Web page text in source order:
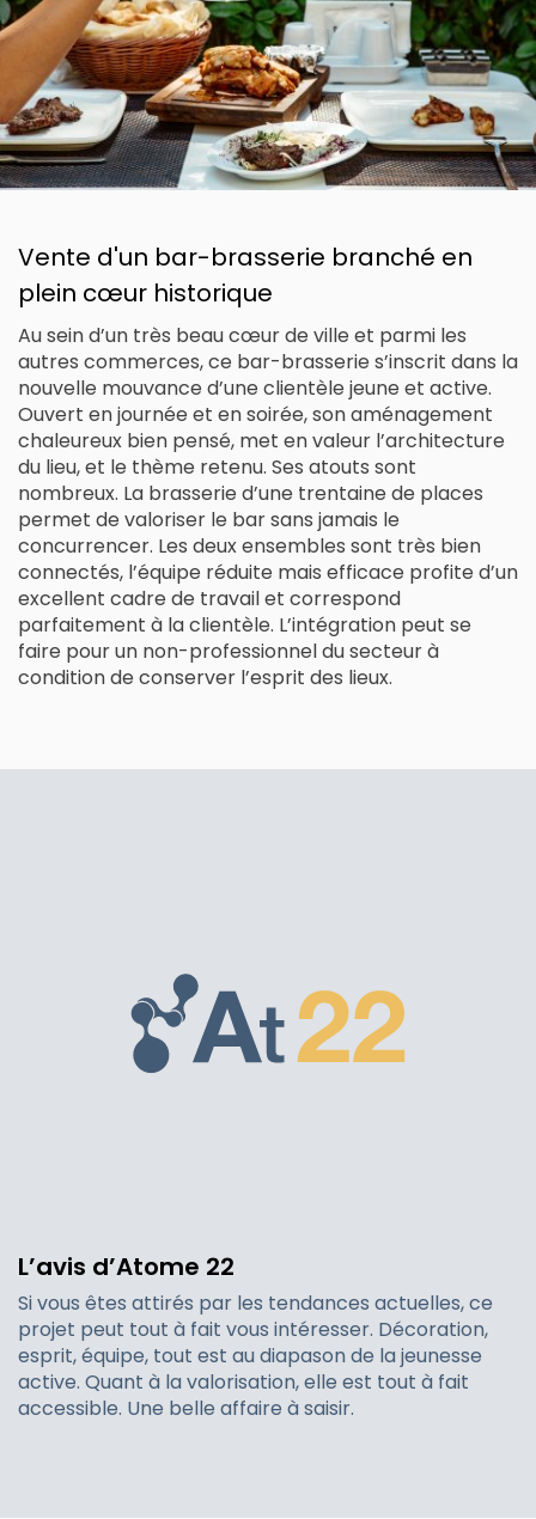
Vente d'un bar-brasserie branché en
plein cœur historique
Au sein d’un très beau cœur de ville et parmi les
autres commerces, ce bar-brasserie s’inscrit dans la
nouvelle mouvance d’une clientèle jeune et active.
Ouvert en journée et en soirée, son aménagement
chaleureux bien pensé, met en valeur l’architecture
du lieu, et le thème retenu. Ses atouts sont
nombreux. La brasserie d’une trentaine de places
permet de valoriser le bar sans jamais le
concurrencer. Les deux ensembles sont très bien
connectés, l’équipe réduite mais efficace profite d’un
excellent cadre de travail et correspond
parfaitement à la clientèle. L’intégration peut se
faire pour un non-professionnel du secteur à
condition de conserver l’esprit des lieux.
L’avis d’Atome 22
Si vous êtes attirés par les tendances actuelles, ce
projet peut tout à fait vous intéresser. Décoration,
esprit, équipe, tout est au diapason de la jeunesse
active. Quant à la valorisation, elle est tout à fait
accessible. Une belle affaire à saisir.